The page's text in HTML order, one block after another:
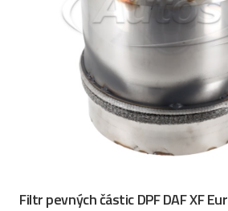
Filtr pevných částic DPF DAF XF